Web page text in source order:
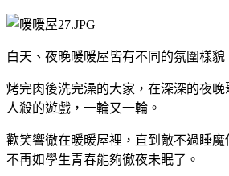
白天、夜晚暖暖屋皆有不同的氛圍樣貌
烤完肉後洗完澡的大家，在深深的夜
人殺的遊戲，一輪又一輪。
歡笑響徹在暖暖屋裡，直到敵不過睡
不再如學生青春能夠徹夜未眠了。